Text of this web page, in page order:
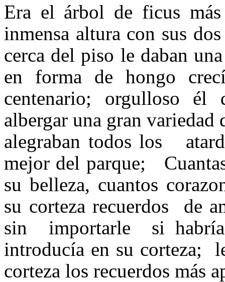
Era el árbol de ficus
inmensa altura con sus
cerca del piso le daban
en forma de hongo
centenario; orgulloso
albergar una gran variedad
alegraban todos los
mejor del parque;
su belleza, cuantos
su corteza recuerdos de
sin importarle si habría
introducía en su corteza;
corteza los recuerdos más